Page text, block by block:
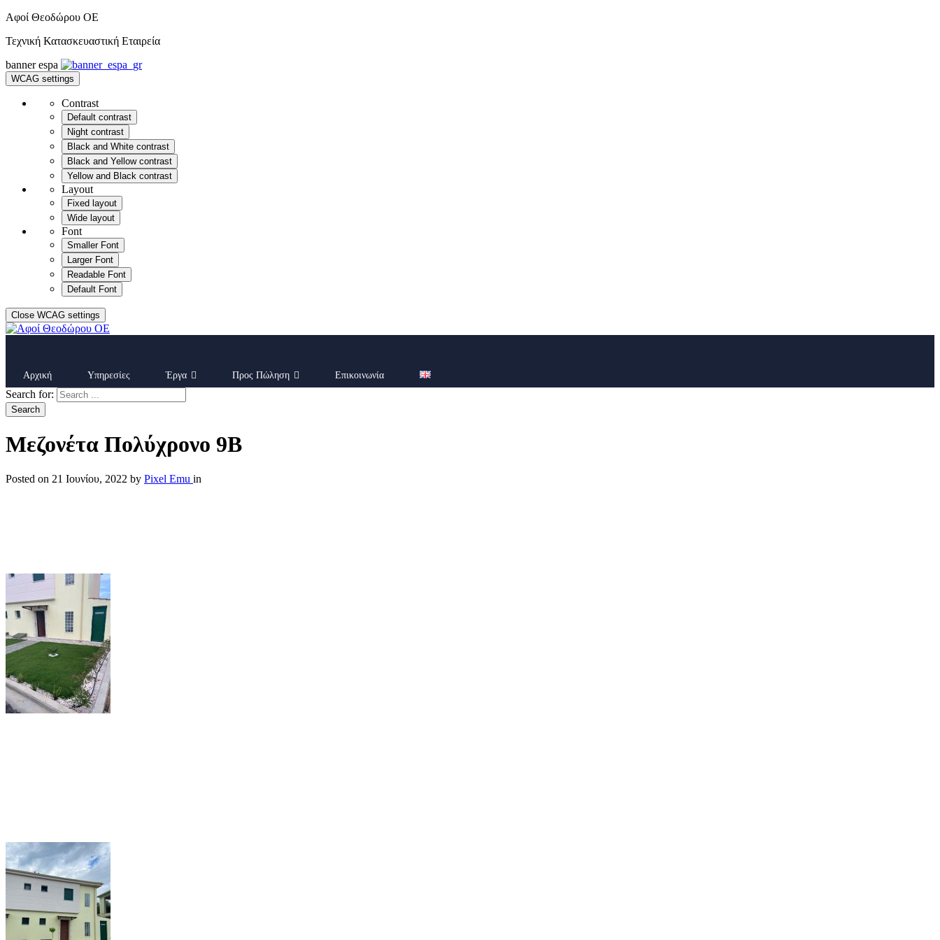
Αφοί Θεοδώρου OE
Τεχνική Κατασκευαστική Εταιρεία
banner espa
WCAG settings
Contrast
Default contrast
Night contrast
Black and White contrast
Black and Yellow contrast
Yellow and Black contrast
Layout
Fixed layout
Wide layout
Font
Smaller Font
Larger Font
Readable Font
Default Font
Close WCAG settings
Αρχική Υπηρεσίες Έργα Προς Πώληση Επικοινωνία
Search for:
Search
Μεζονέτα Πολύχρονο 9Β
Posted on 21 Ιουνίου, 2022 by Pixel Emu in